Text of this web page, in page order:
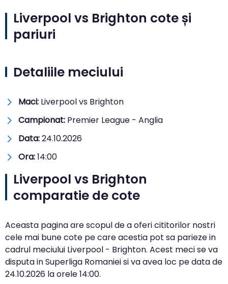
Liverpool vs Brighton cote și
pariuri
Detaliile meciului
Maci: Liverpool vs Brighton
Campionat: Premier League - Anglia
Data:24.10.2026
Ora:14:00
Liverpool vs Brighton
comparatie de cote
Aceasta pagina are scopul de a oferi cititorilor nostri
cele mai bune cote pe care acestia pot sa parieze in
cadrul meciului Liverpool - Brighton. Acest meci se va
disputa in Superliga Romaniei si va avea loc pe data de
24.10.2026 la orele14:00.